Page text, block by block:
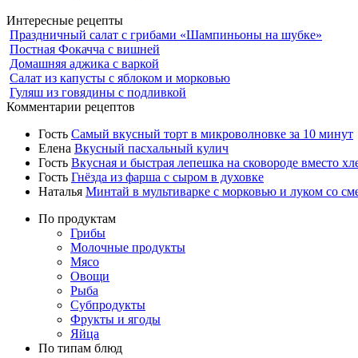
Интересные рецепты
Праздничный салат с грибами «Шампиньоны на шубке»
Постная Фокачча с вишней
Домашняя аджика с варкой
Салат из капусты с яблоком и морковью
Гуляш из говядины с подливкой
Комментарии рецептов
Гость Самый вкусный торт в микроволновке за 10 минут
Елена Вкусный пасхальный кулич
Гость Вкусная и быстрая лепешка на сковороде вместо
Гость Гнёзда из фарша с сыром в духовке
Наталья Минтай в мультиварке с морковью и луком со
По продуктам
Грибы
Молочные продукты
Мясо
Овощи
Рыба
Субпродукты
Фрукты и ягоды
Яйца
По типам блюд